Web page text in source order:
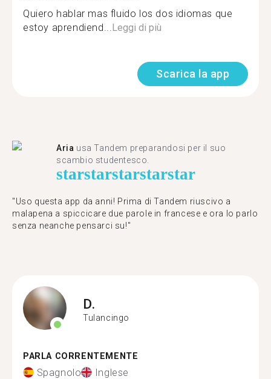
Quiero hablar mas fluido los dos idiomas que
estoy aprendiend...Leggi di più
Scarica la app
Aria usa Tandem preparandosi per il suo
scambio studentesco.
starstarstarstarstar
"Uso questa app da anni! Prima di Tandem riuscivo a
malapena a spiccicare due parole in francese e ora lo parlo
senza neanche pensarci su!"
D.
Tulancingo
PARLA CORRENTEMENTE
Spagnolo Inglese